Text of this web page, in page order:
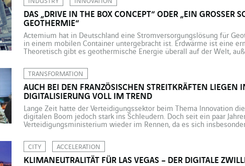
DAS „DRIVE IN THE BOX CONCEPT“ ODER „EIN GROSSER
EOTHERMIE“
Actemium hat in Deutschland eine Stromversorgungslösung für
in einem mobilen Container untergebracht ist. Erdwärme ist eine
Theoretisch gibt es geothermische Energie überall auf der Welt,
Stromerzeugung kein CO2 und hinterlassen keinen Abfall. Im
TRANSFORMATION
AUCH BEI DEN FRANZÖSISCHEN STREITKRÄFTEN LIEGEN
DIGITALISIERUNG VOLL IM TREND
Lange Zeit hatte der Verteidigungssektor beim Thema Innovation
digitalen Boom jedoch stark ins Schleudern. Doch seit ein paar
Verteidigungsministerium wieder im Rennen, da es sich
angekommen und […]
CITY ACCELERATION
KLIMANEUTRALITÄT FÜR LAS VEGAS – DER DIGITALE